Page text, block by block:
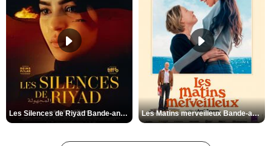
Les Silences de Riyad Bande-annonce VO STFR Les Matins merveilleux Bande-annonce VF